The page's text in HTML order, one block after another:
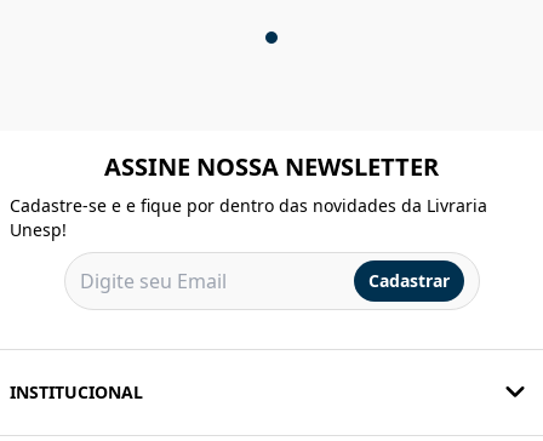
ASSINE NOSSA NEWSLETTER
Cadastre-se e e fique por dentro das novidades da Livraria
Unesp!
Cadastrar
INSTITUCIONAL